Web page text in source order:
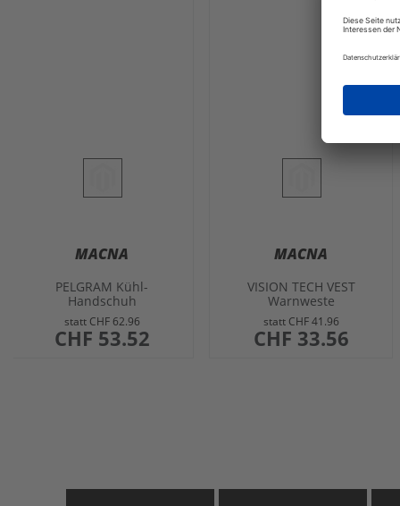
MACNA
PELGRAM Kühl-
Handschuh
statt CHF 62.96
sonderangebot
CHF 53.52
MACNA
VISION TECH VEST
Warnweste
statt CHF 41.96
sonderangebot
CHF 33.56